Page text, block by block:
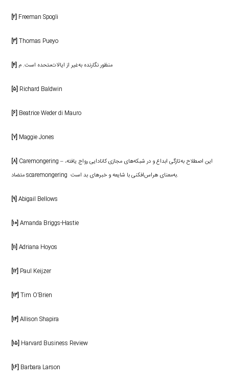
[۲] Freeman Spogli
[۳] Thomas Pueyo
[۴] منظور نگارنده به‌غیر از ایالات‌متحده است. م
[۵] Richard Baldwin
[۶] Beatrice Weder di Mauro
[۷] Maggie Jones
[۸] Caremongering – این اصطلاح به‌تازگی ابداع و در شبکه‌های مجازی کانادایی رواج یافته،
متضاد scaremongering به‌معنای هراس‌افکنی با شایعه و خبرهای بد است.
[۹] Abigail Bellows
[۱۰] Amanda Briggs-Hastie
[۱۱] Adriana Hoyos
[۱۲] Paul Keijzer
[۱۳] Tim O’Brien
[۱۴] Allison Shapira
[۱۵] Harvard Business Review
[۱۶] Barbara Larson